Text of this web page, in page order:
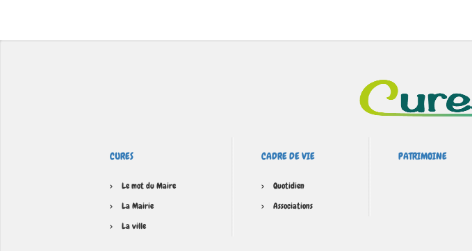
CURES
Le mot du Maire
La Mairie
La ville
CADRE DE VIE
Quotidien
Associations
PATRIMOINE